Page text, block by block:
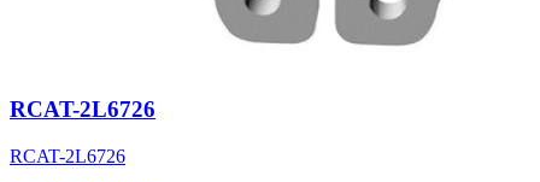
RCAT-2L6726
RCAT-2L6726